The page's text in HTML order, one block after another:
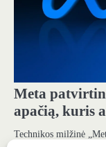
Meta
apačią, kuris
Technikos milžinė